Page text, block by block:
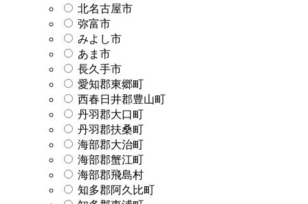
北名古屋市
弥富市
みよし市
あま市
長久手市
愛知郡東郷町
西春日井郡豊山町
丹羽郡大口町
丹羽郡扶桑町
海部郡大治町
海部郡蟹江町
海部郡飛島村
知多郡阿久比町